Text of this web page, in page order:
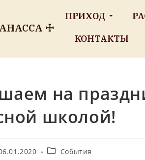
☩
ПРИХОД
КОНТАКТЫ
на
школой!
События